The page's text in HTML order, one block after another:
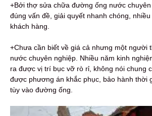
+Bởi thợ sửa chữa đường ống nước
đúng vấn đề, giải quyết nhanh chóng,
khách hàng.
+Chưa cần biết về giá cả nhưng một người
nước chuyên nghiệp. Nhiều năm kinh
ra được vị trí bục vỡ rò rỉ, không nói chung
được phương án khắc phục, bảo hành thời
tùy vào đường ống.